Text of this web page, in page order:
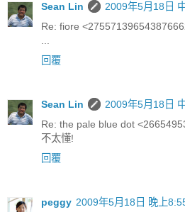
Sean Lin
2009年5月18日
Re: fiore
...
回覆
Sean Lin
2009年5月18日
Re: the pale blue dot
不太懂!
回覆
peggy 2009年5月18日 晚上